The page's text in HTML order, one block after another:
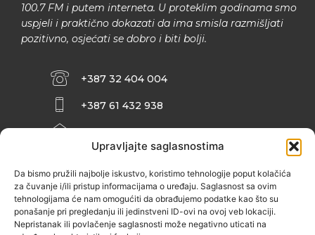
Upravljajte saglasnostima
Da bismo pružili najbolje iskustvo, koristimo tehnologije poput kolačića
za čuvanje i/ili pristup informacijama o uređaju. Saglasnost sa ovim
tehnologijama će nam omogućiti da obrađujemo podatke kao što su
ponašanje pri pregledanju ili jedinstveni ID-ovi na ovoj veb lokaciji.
Nepristanak ili povlačenje saglasnosti može negativno uticati na
100.7 FM i putem interneta. U proteklim godinama smo
uspjeli i praktično dokazati da ima smisla razmišljati
pozitivno, osjećati se dobro i biti bolji.
+387 32 404 004
+387 61 432 938
INFO@ZENIT.BA
ZENIČANKA, 3. SPRAT), 72000 ZENICA